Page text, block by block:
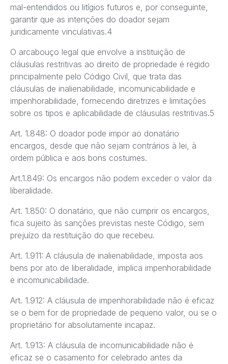
mal-entendidos ou litígios futuros e, por conseguinte,
garantir que as intenções do doador sejam
juridicamente vinculativas.4
O arcabouço legal que envolve a instituição de
cláusulas restritivas ao direito de propriedade é regido
principalmente pelo Código Civil, que trata das
cláusulas de inalienabilidade, incomunicabilidade e
impenhorabilidade, fornecendo diretrizes e limitações
sobre os tipos e aplicabilidade de cláusulas restritivas.5
Art. 1.848: O doador pode impor ao donatário
encargos, desde que não sejam contrários à lei, à
ordem pública e aos bons costumes.
Art.1.849: Os encargos não podem exceder o valor da
liberalidade.
Art. 1.850: O donatário, que não cumprir os encargos,
fica sujeito às sanções previstas neste Código, sem
prejuízo da restituição do que recebeu.
Art. 1.911: A cláusula de inalienabilidade, imposta aos
bens por ato de liberalidade, implica impenhorabilidade
e incomunicabilidade.
Art. 1.912: A cláusula de impenhorabilidade não é eficaz
se o bem for de propriedade de pequeno valor, ou se o
proprietário for absolutamente incapaz.
Art. 1.913: A cláusula de incomunicabilidade não é
eficaz se o casamento for celebrado antes da